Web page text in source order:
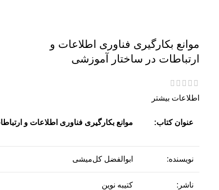
موانع بکارگیری فناوری اطلاعات و
ارتباطات در ساختار آموزشی
اطلاعات بیشتر
عنوان کتاب: موانع بکارگیری فناوری اطلاعات و
نویسنده: ابوالفضل کل‌میشی
ناشر: کتیبه نوین